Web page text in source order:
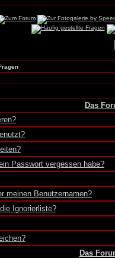
Das
Passwort vergessen habe?
meinen Benutzernamen?
Ignorierliste?
Das